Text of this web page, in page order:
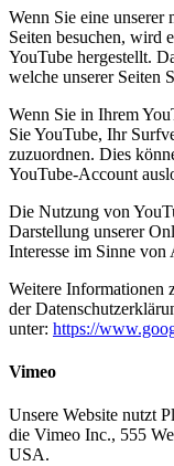
Wenn Sie eine unserer
Seiten besuchen, wird
YouTube hergestellt.
welche unserer Seiten
Wenn Sie in Ihrem
Sie YouTube, Ihr
zuzuordnen. Dies
YouTube-Account
Die Nutzung von
Darstellung unserer
Interesse im Sinne
Weitere Informationen
der
unter: https://
Vimeo
Unsere Website nutzt
die Vimeo Inc., 555
USA.